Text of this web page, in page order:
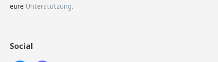
eure Unterstützung.
Social